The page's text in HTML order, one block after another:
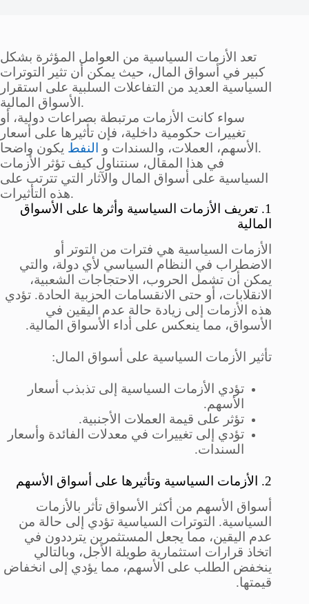
تعد الأزمات السياسية من العوامل المؤثرة بشكل
كبير في أسواق المال، حيث يمكن أن تثير التوترات
السياسية العديد من التفاعلات السلبية على استقرار
الأسواق المالية.
سواء كانت الأزمات مرتبطة بصراعات دولية، أو
تغييرات حكومية داخلية، فإن تأثيرها على أسعار
الأسهم، العملات، والسندات و
النفط
يكون واضحا.
في هذا المقال، سنتناول كيف تؤثر الأزمات
السياسية على أسواق المال والآثار التي تترتب على
هذه التأثيرات.
1. تعريف الأزمات السياسية وأثرها على الأسواق
المالية
الأزمات السياسية هي فترات من التوتر أو
الاضطراب في النظام السياسي لأي دولة، والتي
يمكن أن تشمل الحروب، الاحتجاجات الشعبية،
الانقلابات، أو حتى الانقسامات الحزبية الحادة. تؤدي
هذه الأزمات إلى زيادة حالة عدم اليقين في
الأسواق، مما ينعكس على أداء الأسواق المالية.
تأثير الأزمات السياسية على أسواق المال:
تؤدي الأزمات السياسية إلى تذبذب أسعار
الأسهم.
تؤثر على قيمة العملات الأجنبية.
تؤدي إلى تغييرات في معدلات الفائدة وأسعار
السندات.
2. الأزمات السياسية وتأثيرها على أسواق الأسهم
أسواق الأسهم من أكثر الأسواق تأثر بالأزمات
السياسية. التوترات السياسية تؤدي إلى حالة من
عدم اليقين، مما يجعل المستثمرين يترددون في
اتخاذ قرارات استثمارية طويلة الأجل، وبالتالي
ينخفض الطلب على الأسهم، مما يؤدي إلى انخفاض
قيمتها.